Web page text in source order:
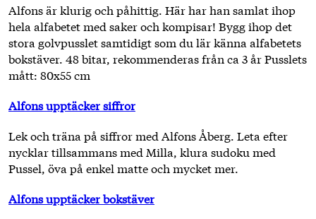
Alfons är klurig och påhittig. Här har han samlat ihop
hela alfabetet med saker och kompisar! Bygg ihop det
stora golvpusslet samtidigt som du lär känna alfabetets
bokstäver. 48 bitar, rekommenderas från ca 3 år Pusslets
mått: 80x55 cm
Alfons upptäcker siffror
Lek och träna på siffror med Alfons Åberg. Leta efter
nycklar tillsammans med Milla, klura sudoku med
Pussel, öva på enkel matte och mycket mer.
Alfons upptäcker bokstäver